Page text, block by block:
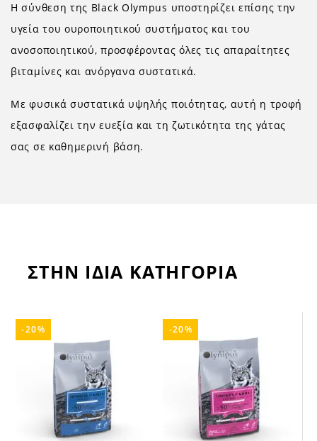
Η σύνθεση της Black Olympus υποστηρίζει επίσης την
υγεία του ουροποιητικού συστήματος και του
ανοσοποιητικού, προσφέροντας όλες τις απαραίτητες
βιταμίνες και ανόργανα συστατικά.
Με φυσικά συστατικά υψηλής ποιότητας, αυτή η τροφή
εξασφαλίζει την ευεξία και τη ζωτικότητα της γάτας
σας σε καθημερινή βάση.
ΣΤΗΝ ΙΔΙΑ ΚΑΤΗΓΟΡΙΑ
-20% -20%